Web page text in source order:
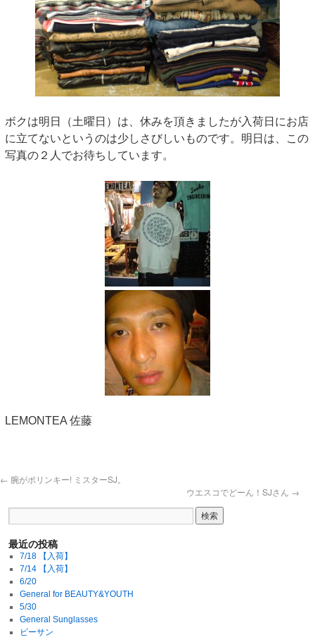
ボクは明日（土曜日）は、休みを頂きましたが入荷日にお店
に立てないというのは少しさびしいものです。明日は、この
写真の２人でお待ちしています。
LEMONTEA 佐藤
← 腕がポリンキー! ミスターSJ。
ウエスコでどーん！SJさん →
最近の投稿
7/18 【入荷】
7/14 【入荷】
6/20
General for BEAUTY&YOUTH
5/30
General Sunglasses
ビーサン